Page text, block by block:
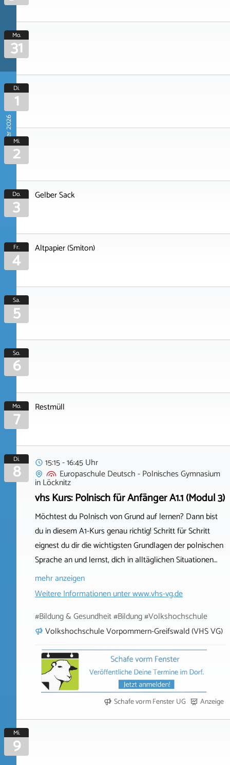
Mo.
31
September 2026
Di.
1
Mi.
2
Do.
3 Gelber Sack
Fr.
4 Altpapier (Smiton)
Sa.
5
So.
6
Mo.
7 Restmüll
Di.
8
15:15 - 16:45 Uhr
Europaschule Deutsch - Polnisches Gymnasium
inLöcknitz
vhs Kurs: Polnisch für Anfänger A1.1 (Modul 3)
Möchtest du Polnisch von Grund auf lernen? Dann bist
du in diesem A1-Kurs genau richtig! Schritt für Schritt
eignest du dir die wichtigsten Grundlagen der polnischen
Sprache an und lernst, dich in alltäglichen Situationen…
mehr anzeigen
Weitere Informationen unterwww.vhs-vg.de
#Bildung & Gesundheit #Bildung #Volkshochschule
Volkshochschule Vorpommern-Greifswald (VHS VG)
Schafe vorm Fenster UG Anzeige
Mi.
9